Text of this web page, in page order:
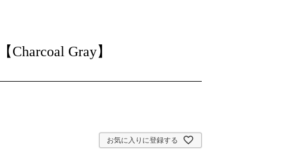
Charcoal Gray】
お気に入りに登録する